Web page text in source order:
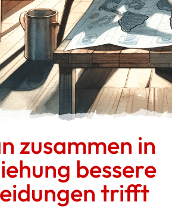
zusammen in
bessere
trifft